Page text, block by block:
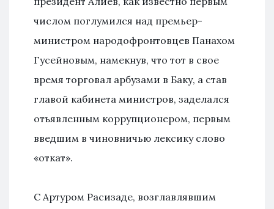
числом поглумился над премьер-
министром народофронтовцев Панахом
Гусейновым, намекнув, что тот в свое
время торговал арбузами в Баку, а став
главой кабинета министров, заделался
отъявленным коррупционером, первым
введшим в чиновничью лексику слово
«откат».
С Артуром Расизаде, возглавлявшим